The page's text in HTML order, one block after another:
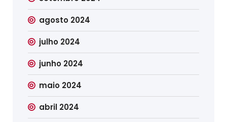
agosto 2024
julho 2024
junho 2024
maio 2024
abril 2024